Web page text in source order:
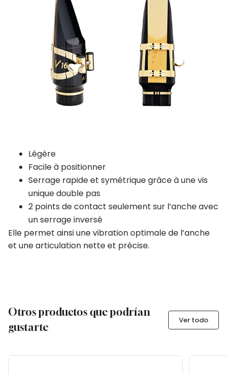
Légère
Facile à positionner
Serrage rapide et symétrique grâce à une vis
unique double pas
2 points de contact seulement sur l’anche avec
un serrage inversé
Elle permet ainsi une vibration optimale de l’anche
et une articulation nette et précise.
Otros productos que podrían
gustarte
Ver todo